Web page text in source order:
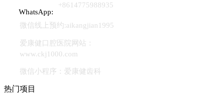
WhatsApp:
+8614775988935
微信线上预约:aikangjian1995
爱康健口腔医院网站：
www.ckj1000.com
微信小程序：爱康健齿科
热门项目